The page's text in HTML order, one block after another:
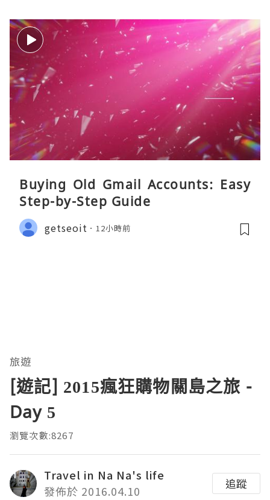
Buying Old Gmail Accounts: Easy
Step-by-Step Guide
getseoit 12小時前
旅遊
[遊記] 2015瘋狂購物關島之旅 -
Day 5
瀏覽次數:8267
Travel in Na Na's life
發佈於 2016.04.10
追蹤